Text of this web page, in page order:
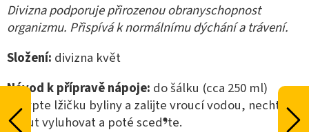
Divizna podporuje přirozenou obranyschopnost
organizmu. Přispívá k normálnímu dýchání a trávení.
Složení: divizna květ
Návod k přípravě nápoje: do šálku (cca 250 ml)
nasypte lžičku byliny a zalijte vroucí vodou, nechte 15
minut vyluhovat a poté sced❜te.